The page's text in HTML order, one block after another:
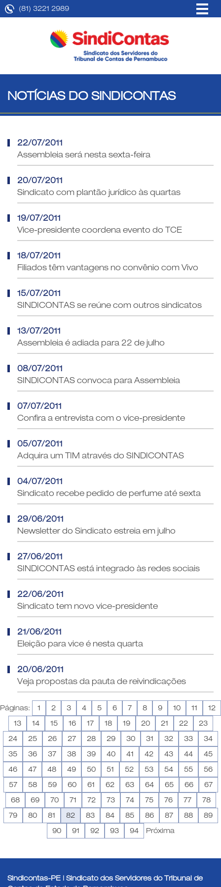
(81) 3221 2989
NOTÍCIAS DO SINDICONTAS
22/07/2011
Assembleia será nesta sexta-feira
20/07/2011
Sindicato com plantão jurídico às quartas
19/07/2011
Vice-presidente coordena evento do TCE
18/07/2011
Filiados têm vantagens no convênio com Vivo
15/07/2011
SINDICONTAS se reúne com outros sindicatos
13/07/2011
Assembleia é adiada para 22 de julho
08/07/2011
SINDICONTAS convoca para Assembleia
07/07/2011
Confira a entrevista com o vice-presidente
05/07/2011
Adquira um TIM através do SINDICONTAS
04/07/2011
Sindicato recebe pedido de perfume até sexta
29/06/2011
Newsletter do Sindicato estreia em julho
27/06/2011
SINDICONTAS está integrado às redes sociais
22/06/2011
Sindicato tem novo vice-presidente
21/06/2011
Eleição para vice é nesta quarta
20/06/2011
Veja propostas da pauta de reivindicações
Páginas: 1 2 3 4 5 6 7 8 9 10 11
12
13
14 15 16 17 18 19 20 21 22
23
24
25 26 27 28 29 30 31 32 33
34
35
36 37 38 39 40 41 42 43 44
45
46
47 48 49 50 51 52 53 54 55
56
57
58 59 60 61 62 63 64 65 66
67
68
69 70 71 72 73 74 75 76 77
78
79
80 81 82 83 84 85 86 87 88
89
90
91 92 93 94 Próxima
Sindicontas-PE | Sindicato dos Servidores do Tribunal de